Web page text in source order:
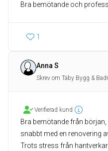
Bra bemötande och
1
Anna S
Skrev om Täby Bygg &
Verifierad kund
Bra bemötande från
snabbt med en renovering
Trots stress från